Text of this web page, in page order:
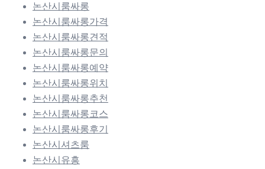
논산시룸싸롱
논산시룸싸롱가격
논산시룸싸롱견적
논산시룸싸롱문의
논산시룸싸롱예약
논산시룸싸롱위치
논산시룸싸롱추천
논산시룸싸롱코스
논산시룸싸롱후기
논산시셔츠룸
논산시유흥